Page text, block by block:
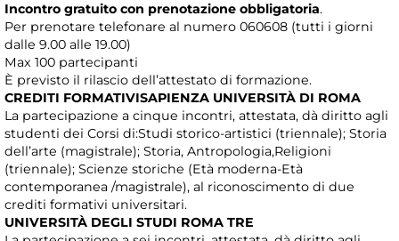
Incontro gratuito con prenotazione obbligatoria.
Per prenotare telefonare al numero 060608 (tutti i giorni
dalle 9.00 alle 19.00)
Max 100 partecipanti
È previsto il rilascio dell’attestato di formazione.
CREDITI FORMATIVISAPIENZA UNIVERSITÀ DI ROMA
La partecipazione a cinque incontri, attestata, dà diritto agli
studenti dei Corsi di:Studi storico-artistici (triennale); Storia
dell’arte (magistrale); Storia, Antropologia,Religioni
(triennale); Scienze storiche (Età moderna-Età
contemporanea /magistrale), al riconoscimento di due
crediti formativi universitari.
UNIVERSITÀ DEGLI STUDI ROMA TRE